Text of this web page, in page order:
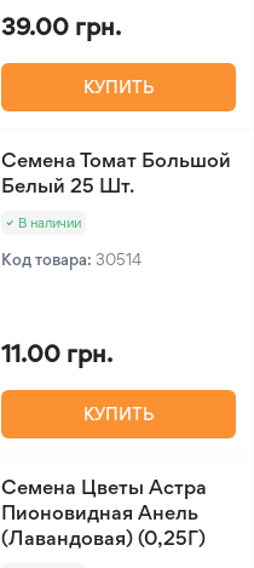
39.00 грн.
КУПИТЬ
Семена Томат Большой
Белый 25 Шт.
В наличии
Код товара: 30514
11.00 грн.
КУПИТЬ
Семена Цветы Астра
Пионовидная Анель
(Лавандовая) (0,25Г)